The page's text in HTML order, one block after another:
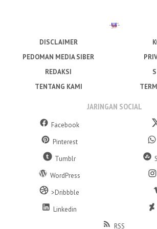
DISCLAIMER
PEDOMAN MEDIA SIBER
REDAKSI
TENTANG KAMI
JARINGAN SOCIAL
Facebook
Pinterest
Tumblr
WordPress
>Dribbble
Linkedin
RSS